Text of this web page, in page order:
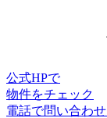
公式HPで
物件をチェック
電話で問い合わ